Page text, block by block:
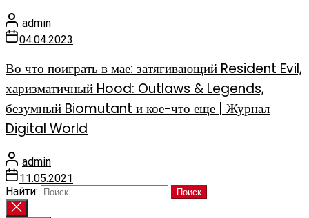
admin
04.04.2023
Во что поиграть в мае: затягивающий Resident Evil,
харизматичный Hood: Outlaws & Legends,
безумный Biomutant и кое-что еще | Журнал
Digital World
admin
11.05.2021
Найти: